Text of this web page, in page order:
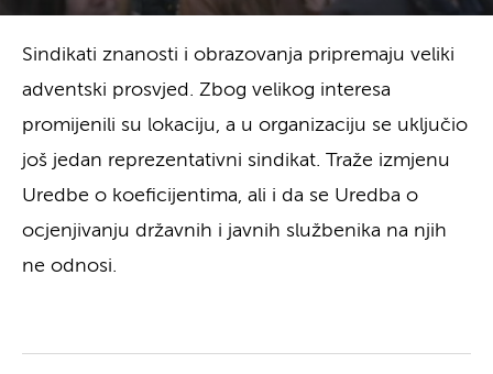
Sindikati znanosti i obrazovanja pripremaju veliki
adventski prosvjed. Zbog velikog interesa
promijenili su lokaciju, a u organizaciju se uključio
još jedan reprezentativni sindikat. Traže izmjenu
Uredbe o koeficijentima, ali i da se Uredba o
ocjenjivanju državnih i javnih službenika na njih
ne odnosi.